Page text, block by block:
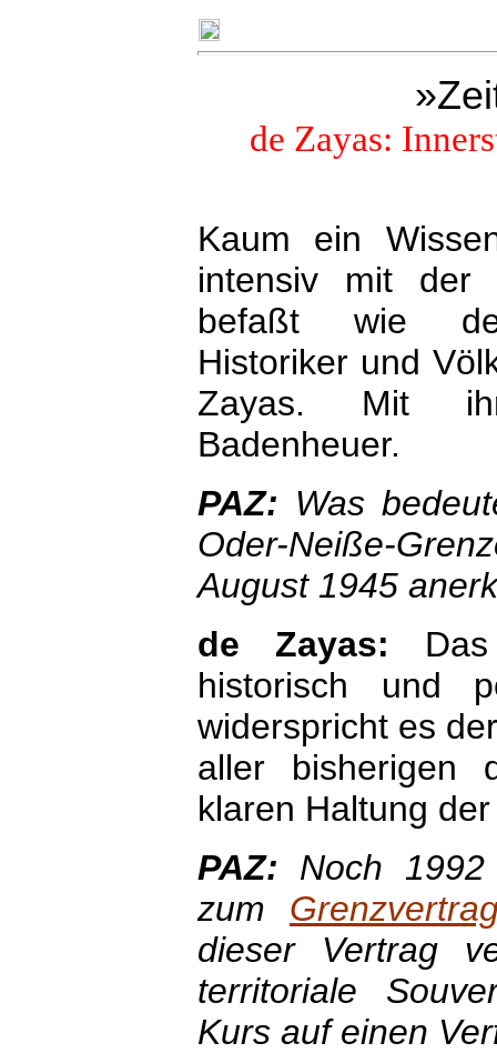
»
de Zayas:
Kaum ein
intensiv mit der
befaßt wie der
Historiker und
Zayas. Mit
Badenheuer.
PAZ: Was
Oder-Neiße-
August 1945
de Zayas:
historisch und
widerspricht es
aller bisherigen
klaren Haltung
PAZ: Noch 1992
zum
dieser Vertrag
territoriale
Kurs auf einen